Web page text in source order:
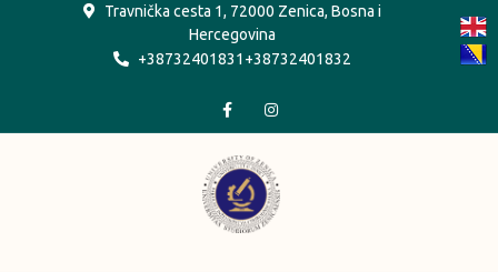
Travnička cesta 1, 72000 Zenica, Bosna i
Hercegovina
+38732401831+38732401832